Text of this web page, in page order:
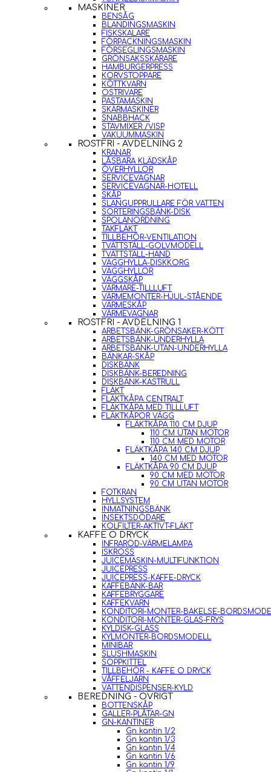
MASKINER
BENSÅG
BLANDINGSMASKIN
FISKSKALARE
FÖRPACKNINGSMASKIN
FÖRSEGLINGSMASKIN
GRÖNSAKSSKÄRARE
HAMBURGERPRESS
KORVSTOPPARE
KÖTTKVARN
OSTRIVARE
PASTAMASKIN
SKÄRMASKINER
SNABBHACK
STAVMIXER /VISP
VAKUUMMASKIN
ROSTFRI - AVDELNING 2
KRANAR
LÅSBARA KLÄDSKÅP
ÖVERHYLLOR
SERVICEVAGNAR
SERVICEVAGNAR-HOTELL
SKÅP
SLANGUPPRULLARE FÖR VATTEN
SORTERINGSBÄNK-DISK
SPOLANORDNING
TAKFLÄKT
TILLBEHÖR-VENTILATION
TVÄTTSTÄLL-GOLVMODELL
TVÄTTSTÄLL-HAND
VÄGGHYLLA-DISKKORG
VÄGGHYLLOR
VÄGGSKÅP
VÄRMARE-TILLLUFT
VÄRMEMONTER-HJUL-STÅENDE
VÄRMESKÅP
VÄRMEVAGNAR
ROSTFRI - AVDELNING 1
ARBETSBÄNK-GRÖNSAKER-KÖTT
ARBETSBÄNK-UNDERHYLLA
ARBETSBÄNK-UTAN-UNDERHYLLA
BÄNKAR-SKÅP
DISKBÄNK
DISKBÄNK-BEREDNING
DISKBÄNK-KASTRULL
FLÄKT
FLÄKTKÅPA CENTRALT
FLÄKTKÅPA MED TILLLUFT
FLÄKTKÅPOR VÄGG
FLÄKTKÅPA 110 CM DJUP
110 CM UTAN MOTOR
110 CM MED MOTOR
FLÄKTKÅPA 140 CM DJUP
140 CM MED MOTOR
FLÄKTKÅPA 90 CM DJUP
90 CM MED MOTOR
90 CM UTAN MOTOR
FOTKRAN
HYLLSYSTEM
INMATNINGSBÄNK
INSEKTSDÖDARE
KOLFILTER-AKTIVT-FLÄKT
KAFFE O DRYCK
INFRARÖD-VÄRMELAMPA
ISKROSS
JUICEMASKIN-MULTIFUNKTION
JUICEPRESS
JUICEPRESS-KAFFE-DRYCK
KAFFEBÄNK-BAR
KAFFEBRYGGARE
KAFFEKVARN
KONDITORI-MONTER-BAKELSE-
KONDITORI-MONTER-GLAS-FRYS
KYLDISK-GLASS
KYLMONTER-BORDSMODELL
MINIBAR
SLUSHMASKIN
SOPPKITTEL
TILLBEHÖR - KAFFE O DRYCK
VÅFFELJÄRN
VATTENDISPENSER-KYLD
BEREDNING - ÖVRIGT
BOTTENSKÅP
GALLER-PLÅTAR-GN
GN-KANTINER
Gn kantin 1/2
Gn kantin 1/3
Gn kantin 1/4
Gn kantin 1/6
Gn kantin 1/9